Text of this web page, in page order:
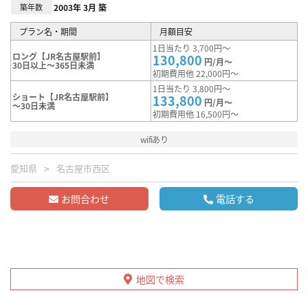
築年数 2003年 3月 築
プラン名・期間 月額目安
ロング【JR名古屋駅前】
30日以上～365日未満
1日当たり 3,700円～
130,800 円/月～
初期費用他 22,000円～
ショート【JR名古屋駅前】
～30日未満
1日当たり 3,800円～
133,800 円/月～
初期費用他 16,500円～
wifiあり
愛知県 名古屋市西区
お問合わせ 電話する
地図で検索